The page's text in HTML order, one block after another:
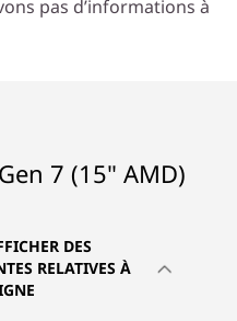
pas d’informations à
7 (15" AMD)
DES
RELATIVES À